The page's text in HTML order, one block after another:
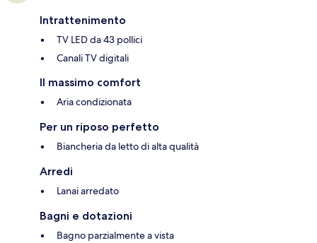
Intrattenimento
TV LED da 43 pollici
Canali TV digitali
Il massimo comfort
Aria condizionata
Per un riposo perfetto
Biancheria da letto di alta qualità
Arredi
Lanai arredato
Bagni e dotazioni
Bagno parzialmente a vista